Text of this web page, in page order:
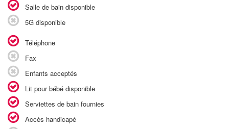
Salle de bain disponible
5G disponible
Téléphone
Fax
Enfants acceptés
Lit pour bébé disponible
Serviettes de bain fournies
Accès handicapé